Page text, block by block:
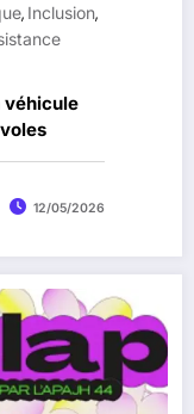
, Inclusion,
véhicule
12/05/2026